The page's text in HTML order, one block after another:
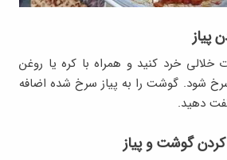
پیاز
خلالی خرد کنید و همراه با کره یا روغن
شود. گوشت را به پیاز سرخ شده اضافه
دهید.
گوشت و پیاز